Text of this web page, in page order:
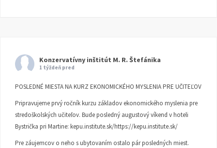
Konzervatívny inštitút M. R. Štefánika
1 týždeň pred
POSLEDNÉ MIESTA NA KURZ EKONOMICKÉHO MYSLENIA PRE UČITEĽOV
Pripravujeme prvý ročník kurzu základov ekonomického myslenia pre
stredoškolských učiteľov. Bude posledný augustový víkend v hoteli
Bystrička pri Martine: kepu.institute.sk/https://kepu.institute.sk/
Pre záujemcov o neho s ubytovaním ostalo pár posledných miest.